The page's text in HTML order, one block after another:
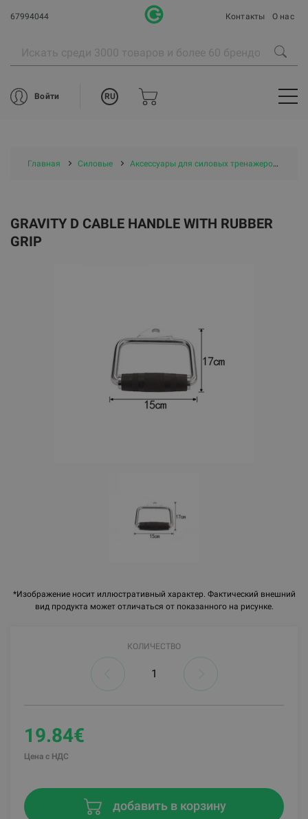
67994044 Контакты О нас
Войти RU
Главная Силовые Аксессуары для силовых тренажеров
*Изображение носит иллюстративный характер. Фактический внешний
вид продукта может отличаться от показанного на рисунке.
GRAVITY D CABLE HANDLE WITH RUBBER
GRIP
КОЛИЧЕСТВО
19.84€
Цена с НДС
добавить в корзину